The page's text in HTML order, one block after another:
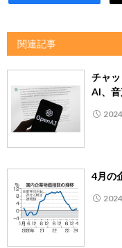
関連記事
チャ
AI、
4月の